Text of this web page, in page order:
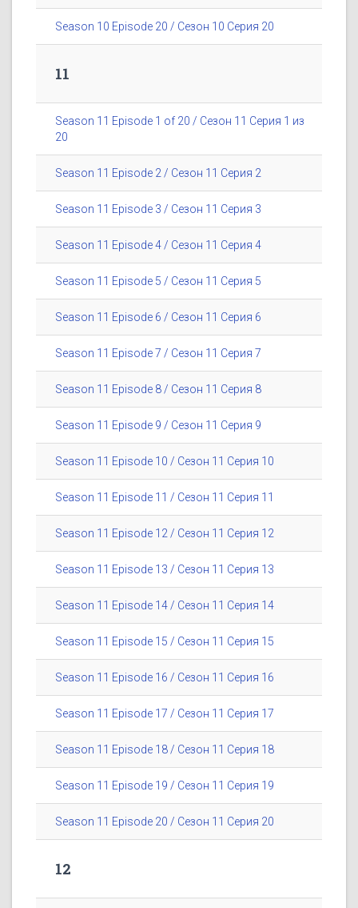
Season 10 Episode 20 / Сезон 10 Серия 20
11
Season 11 Episode 1 of 20 / Сезон 11 Серия 1 из
20
Season 11 Episode 2 / Сезон 11 Серия 2
Season 11 Episode 3 / Сезон 11 Серия 3
Season 11 Episode 4 / Сезон 11 Серия 4
Season 11 Episode 5 / Сезон 11 Серия 5
Season 11 Episode 6 / Сезон 11 Серия 6
Season 11 Episode 7 / Сезон 11 Серия 7
Season 11 Episode 8 / Сезон 11 Серия 8
Season 11 Episode 9 / Сезон 11 Серия 9
Season 11 Episode 10 / Сезон 11 Серия 10
Season 11 Episode 11 / Сезон 11 Серия 11
Season 11 Episode 12 / Сезон 11 Серия 12
Season 11 Episode 13 / Сезон 11 Серия 13
Season 11 Episode 14 / Сезон 11 Серия 14
Season 11 Episode 15 / Сезон 11 Серия 15
Season 11 Episode 16 / Сезон 11 Серия 16
Season 11 Episode 17 / Сезон 11 Серия 17
Season 11 Episode 18 / Сезон 11 Серия 18
Season 11 Episode 19 / Сезон 11 Серия 19
Season 11 Episode 20 / Сезон 11 Серия 20
12